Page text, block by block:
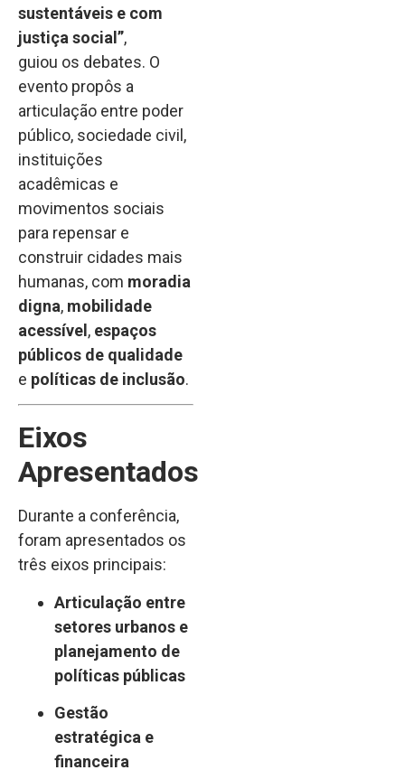
sustentáveis e com
justiça social”,
guiou os debates. O
evento propôs a
articulação entre poder
público, sociedade civil,
instituições
acadêmicas e
movimentos sociais
para repensar e
construir cidades mais
humanas, com moradia
digna, mobilidade
acessível , espaços
públicos de qualidade
e políticas de inclusão.
Eixos
Apresentados
Durante a conferência,
foram apresentados os
três eixos principais:
Articulação entre
setores urbanos e
planejamento de
políticas públicas
Gestão
estratégica e
financeira